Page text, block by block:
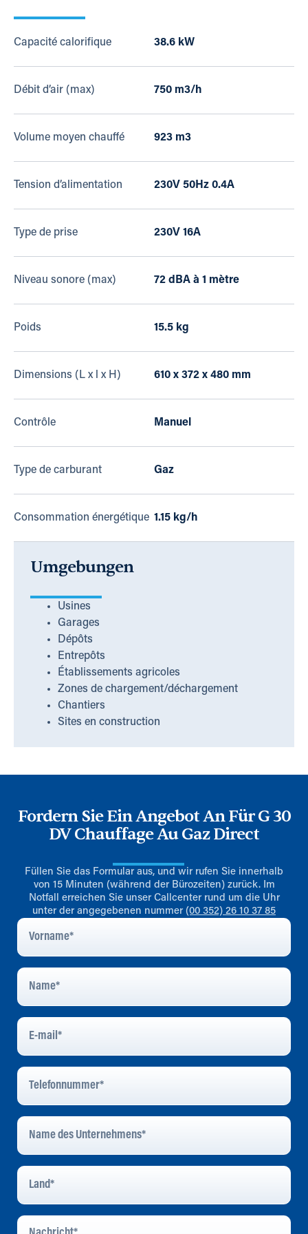
Capacité calorifique 38.6 kW
Débit d’air (max) 750 m3/h
Volume moyen chauffé 923 m3
Tension d’alimentation 230V 50Hz 0.4A
Type de prise 230V 16A
Niveau sonore (max) 72 dBA à 1 mètre
Poids 15.5 kg
Dimensions (L x l x H) 610 x 372 x 480 mm
Contrôle Manuel
Type de carburant Gaz
Consommation énergétique 1.15 kg/h
Umgebungen
Usines
Garages
Dépôts
Entrepôts
Établissements agricoles
Zones de chargement/déchargement
Chantiers
Sites en construction
Fordern Sie Ein Angebot An Für G 30
DV Chauffage Au Gaz Direct
Füllen Sie das Formular aus, und wir rufen Sie innerhalb
von 15 Minuten (während der Bürozeiten) zurück. Im
Notfall erreichen Sie unser Callcenter rund um die Uhr
unter der angegebenen nummer (00 352) 26 10 37 85
Vorname
Name
E-
Mail*
Telefonnummer
Name
Des
Unternehmens
Land
Nachricht